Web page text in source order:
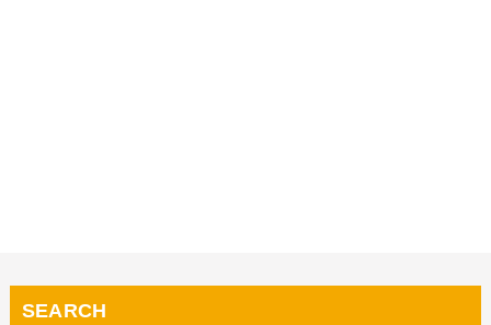
SEARCH